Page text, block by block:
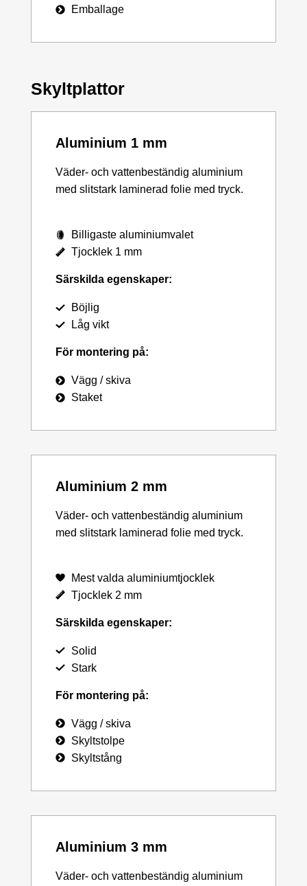
Emballage
Skyltplattor
Aluminium 1 mm
Väder- och vattenbeständig aluminium
med slitstark laminerad folie med tryck.
Billigaste aluminiumvalet
Tjocklek 1 mm
Särskilda egenskaper:
Böjlig
Låg vikt
För montering på:
Vägg / skiva
Staket
Aluminium 2 mm
Väder- och vattenbeständig aluminium
med slitstark laminerad folie med tryck.
Mest valda aluminiumtjocklek
Tjocklek 2 mm
Särskilda egenskaper:
Solid
Stark
För montering på:
Vägg / skiva
Skyltstolpe
Skyltstång
Aluminium 3 mm
Väder- och vattenbeständig aluminium